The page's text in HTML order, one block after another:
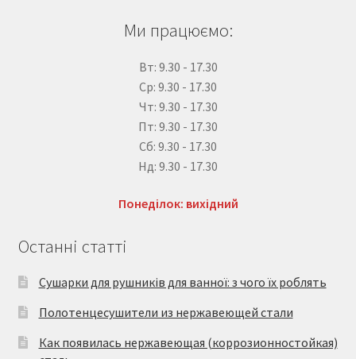
Ми працюємо:
Вт: 9.30 - 17.30
Ср: 9.30 - 17.30
Чт: 9.30 - 17.30
Пт: 9.30 - 17.30
Сб: 9.30 - 17.30
Нд: 9.30 - 17.30
Понеділок: вихідний
Останні статті
Сушарки для рушників для ванної: з чого їх роблять
Полотенцесушители из нержавеющей стали
Как появилась нержавеющая (коррозионностойкая)